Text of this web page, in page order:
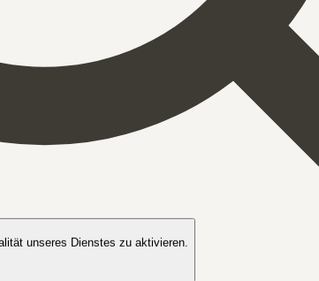
unseres Dienstes zu aktivieren.